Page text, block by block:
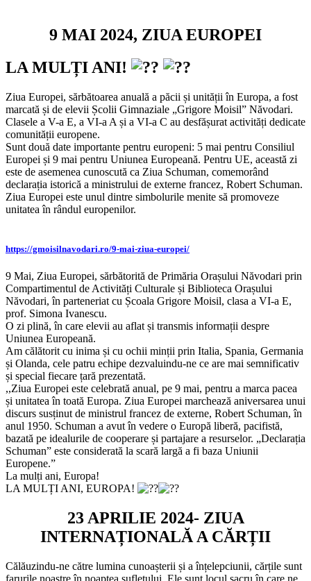
9 MAI 2024, ZIUA EUROPEI
LA MULȚI ANI!
Ziua Europei, sărbătoarea anuală a păcii și unității în Europa, a fost
marcată și de elevii Școlii Gimnaziale „Grigore Moisil” Năvodari.
Clasele a V-a E, a VI-a A și a VI-a C au desfășurat activități dedicate
comunității europene.
Sunt două date importante pentru europeni: 5 mai pentru Consiliul
Europei și 9 mai pentru Uniunea Europeană. Pentru UE, această zi
este de asemenea cunoscută ca Ziua Schuman, comemorând
declarația istorică a ministrului de externe francez, Robert Schuman.
Ziua Europei este unul dintre simbolurile menite să promoveze
unitatea în rândul europenilor.
https://gmoisilnavodari.ro/9-mai-ziua-europei/
9 Mai, Ziua Europei, sărbătorită de Primăria Orașului Năvodari prin
Compartimentul de Activități Culturale și Biblioteca Orașului
Năvodari, în parteneriat cu Școala Grigore Moisil, clasa a VI-a E,
prof. Simona Ivanescu.
O zi plină, în care elevii au aflat și transmis informații despre
Uniunea Europeană.
Am călătorit cu inima și cu ochii minții prin Italia, Spania, Germania
și Olanda, cele patru echipe dezvaluindu-ne ce are mai semnificativ
și special fiecare țară prezentată.
,,Ziua Europei este celebrată anual, pe 9 mai, pentru a marca pacea
și unitatea în toată Europa. Ziua Europei marchează aniversarea unui
discurs susținut de ministrul francez de externe, Robert Schuman, în
anul 1950. Schuman a avut în vedere o Europă liberă, pacifistă,
bazată pe idealurile de cooperare și partajare a resurselor. „Declarația
Schuman” este considerată la scară largă a fi baza Uniunii
Europene.”
La mulți ani, Europa!
LA MULȚI ANI, EUROPA!
23 APRILIE 2024- ZIUA
INTERNAȚIONALĂ A CĂRȚII
Călăuzindu-ne către lumina cunoașterii și a înțelepciunii, cărțile sunt